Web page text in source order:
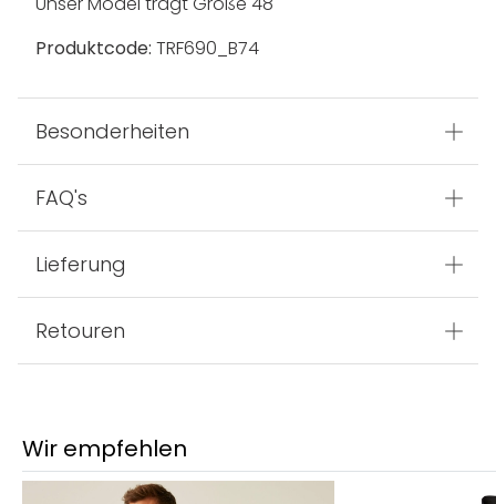
Produktcode: TRF690_B74
Besonderheiten
FAQ's
Lieferung
Retouren
Wir empfehlen